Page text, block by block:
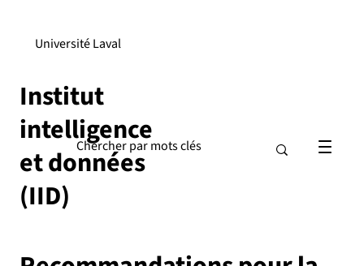
Institut
intelligence
et données
(IID)
Université Laval